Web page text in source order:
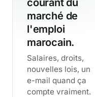
courant du
marché de
l'emploi
marocain.
Salaires, droits,
nouvelles lois, un
e-mail quand ça
compte vraiment.